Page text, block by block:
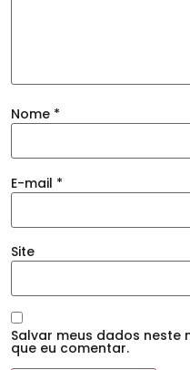
Nome *
E-mail *
Site
Salvar meus dados neste
que eu comentar.